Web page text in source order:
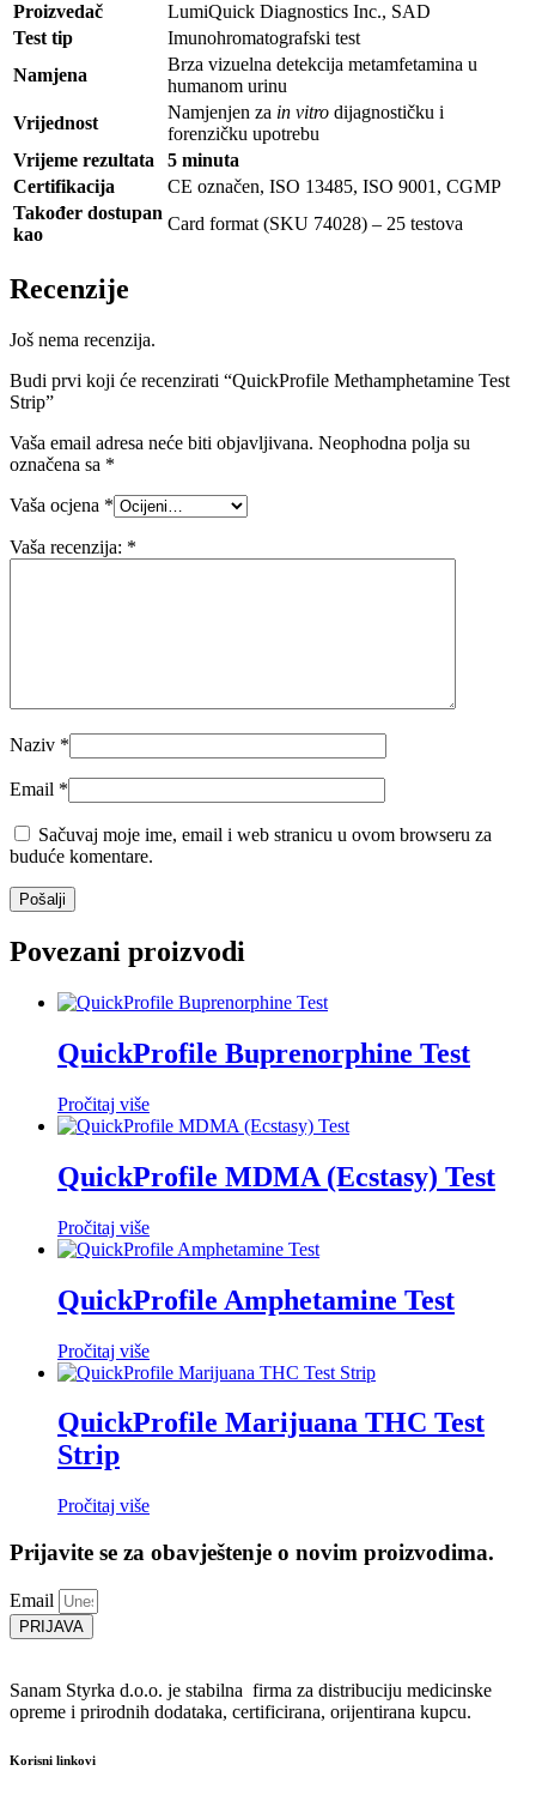
Proizvedač
LumiQuick Diagnostics Inc., SAD
Test tip
Imunohromatografski test
Namjena
Brza vizuelna detekcija metamfetamina u
humanom urinu
Vrijednost
Namjenjen za in vitro dijagnostičku i
forenzičku upotrebu
Vrijeme rezultata
5 minuta
Certifikacija
CE označen, ISO 13485, ISO 9001, CGMP
Također dostupan
kao
Card format (SKU 74028) – 25 testova
Recenzije
Još nema recenzija.
Budi prvi koji će recenzirati “QuickProfile Methamphetamine Test
Strip”
Vaša email adresa neće biti objavljivana. Neophodna polja su
označena sa *
Vaša ocjena *
Vaša recenzija: *
Naziv *
Email *
Sačuvaj moje ime, email i web stranicu u ovom browseru za
buduće komentare.
Povezani proizvodi
QuickProfile Buprenorphine Test
Pročitaj više
QuickProfile MDMA (Ecstasy) Test
Pročitaj više
QuickProfile Amphetamine Test
Pročitaj više
QuickProfile Marijuana THC Test
Strip
Pročitaj više
Prijavite se za obavještenje o novim proizvodima.
Email
PRIJAVA
Sanam Styrka d.o.o. je stabilna firma za distribuciju medicinske
opreme i prirodnih dodataka, certificirana, orijentirana kupcu.
Korisni linkovi